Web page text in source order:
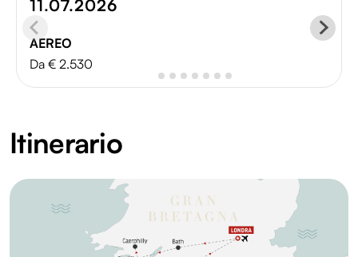
11.07.2026
AEREO
Da € 2.530
Itinerario